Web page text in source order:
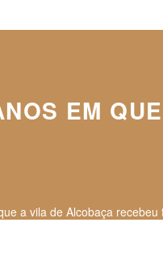
EM
a vila de Alcobaça recebeu